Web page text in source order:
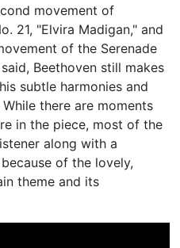
movement of
21, "Elvira Madigan," and
of the Serenade
Beethoven still makes
subtle harmonies and
there are moments
in the piece, most of the
along with a
of the lovely,
theme and its